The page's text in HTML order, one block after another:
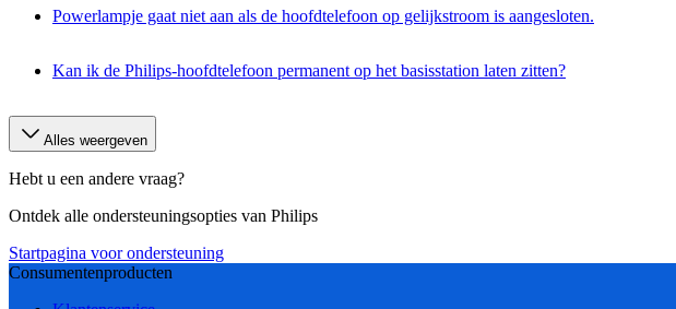
Powerlampje gaat niet aan als de hoofdtelefoon op gelijkstroom is aangesloten.
Kan ik de Philips-hoofdtelefoon permanent op het basisstation laten zitten?
Alles weergeven
Hebt u een andere vraag?
Ontdek alle ondersteuningsopties van Philips
Startpagina voor ondersteuning
Consumentenproducten